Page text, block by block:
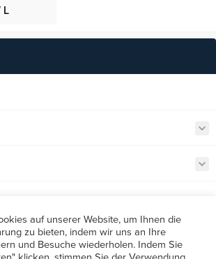
L
Cevap Yaz
auf unserer Website, um Ihnen die
zu bieten, indem wir uns an Ihre
und Besuche wiederholen. Indem Sie